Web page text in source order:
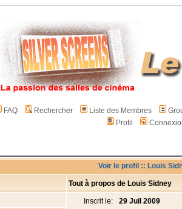
FAQ Rechercher Liste des Membres
Profil
Voir le profil :: Louis
Tout à propos de Louis Sidney
Inscrit le:
29 Juil 2009